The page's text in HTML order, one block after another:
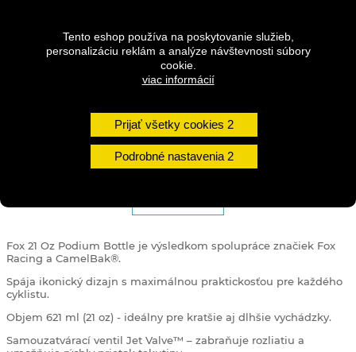
Tento eshop používa na poskytovanie služieb,
personalizáciu reklám a analýze návštevnosti súbory
cookie.
viac informácií
Prijať všetky cookies
Podrobné nastavenia
Množstvo
Fox 21 Oz Podium Bottle je výsledkom spolupráce značiek Fox
Racing a CamelBak®.
Spája ikonický dizajn s maximálnou praktickosťou pre každého
cyklistu.
Objem 621 ml (21 oz) - ideálny pre kratšie aj dlhšie vychádzky.
Samouzatvárací ventil Jet Valve™ – zabraňuje rozliatiu a